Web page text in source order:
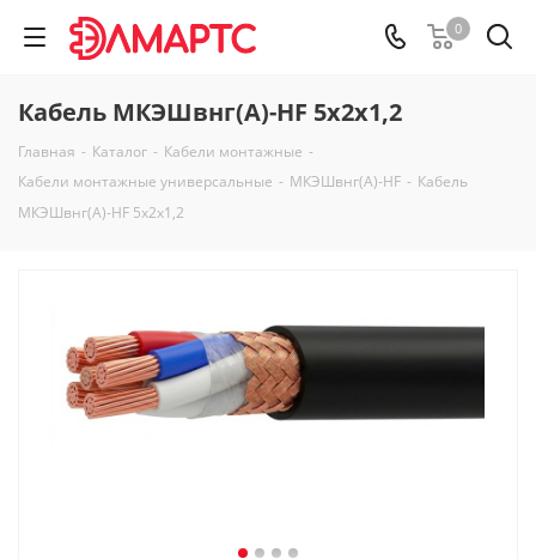
0
Кабель МКЭШвнг(А)-HF 5х2х1,2
Главная - Каталог - Кабели монтажные -
Кабели монтажные универсальные - МКЭШвнг(А)-HF - Кабель
МКЭШвнг(А)-HF 5х2х1,2